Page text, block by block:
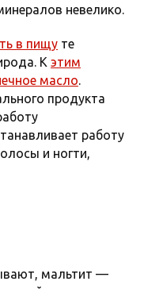
невелико.
в пищу те
К этим
масло.
продукта
работу
и ногти,
мальтит —